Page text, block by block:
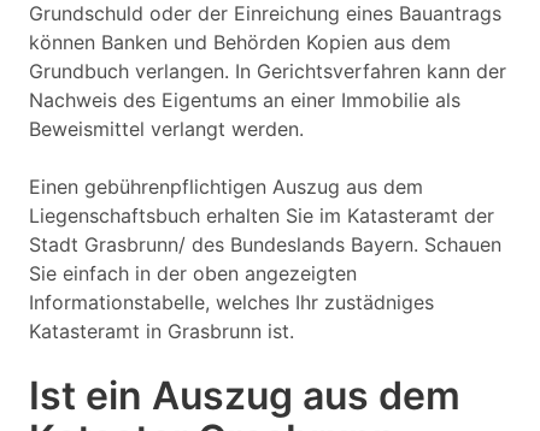
Grundschuld oder der Einreichung eines Bauantrags
können Banken und Behörden Kopien aus dem
Grundbuch verlangen. In Gerichtsverfahren kann der
Nachweis des Eigentums an einer Immobilie als
Beweismittel verlangt werden.
Einen gebührenpflichtigen Auszug aus dem
Liegenschaftsbuch erhalten Sie im Katasteramt der
Stadt Grasbrunn/ des Bundeslands Bayern. Schauen
Sie einfach in der oben angezeigten
Informationstabelle, welches Ihr zustädniges
Katasteramt in Grasbrunn ist.
Ist ein Auszug aus dem